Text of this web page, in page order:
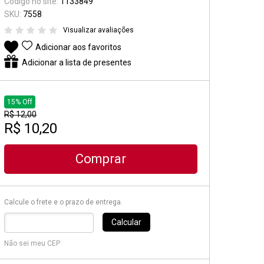
Pedal & Pedaleira
Captadores
Diversos
SKU: 7558
Visualizar avaliações
Adicionar aos favoritos
Adicionar a lista de presentes
15% Off
R$ 12,00
R$ 10,20
Comprar
Calcule o frete e o prazo de entrega.
Calcular
Não sei meu CEP